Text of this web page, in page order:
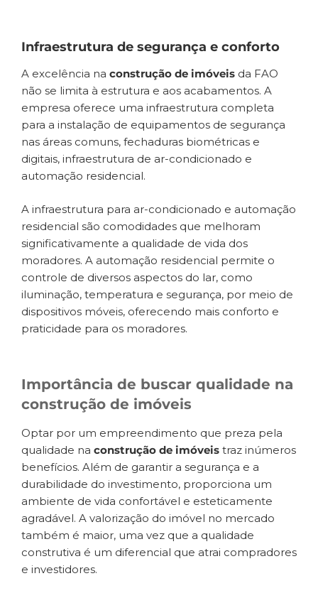
Infraestrutura de segurança e conforto
A excelência na construção de imóveis da FAO
não se limita à estrutura e aos acabamentos. A
empresa oferece uma infraestrutura completa
para a instalação de equipamentos de segurança
nas áreas comuns, fechaduras biométricas e
digitais, infraestrutura de ar-condicionado e
automação residencial.
A infraestrutura para ar-condicionado e automação
residencial são comodidades que melhoram
significativamente a qualidade de vida dos
moradores. A automação residencial permite o
controle de diversos aspectos do lar, como
iluminação, temperatura e segurança, por meio de
dispositivos móveis, oferecendo mais conforto e
praticidade para os moradores.
Importância de buscar qualidade na
construção de imóveis
Optar por um empreendimento que preza pela
qualidade na construção de imóveis traz inúmeros
benefícios. Além de garantir a segurança e a
durabilidade do investimento, proporciona um
ambiente de vida confortável e esteticamente
agradável. A valorização do imóvel no mercado
também é maior, uma vez que a qualidade
construtiva é um diferencial que atrai compradores
e investidores.